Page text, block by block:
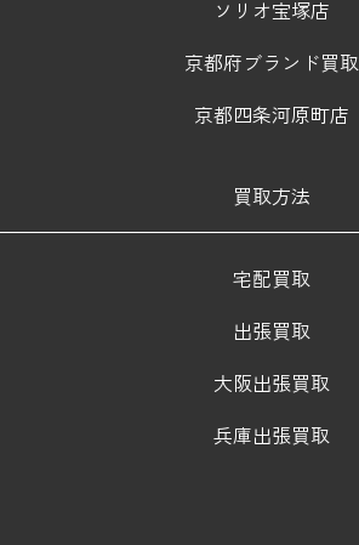
ソリオ宝塚店
京都府ブランド買取
京都四条河原町店
買取方法
宅配買取
出張買取
大阪出張買取
兵庫出張買取